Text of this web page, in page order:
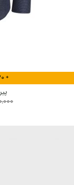
+ ٪۲۰ تخفیف بیشتر در هنگام تسویه